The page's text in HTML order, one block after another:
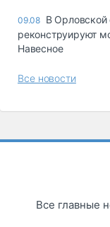
09.08 В Орловской
реконструируют
Навесное
Все новости
Все главные